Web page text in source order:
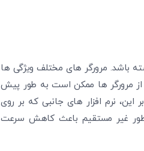
باشد. مرورگر های مختلف ویژگی ‌ها
از مرورگر ها ممکن است به ‌طور پیش‌
نرم ‌افزار های جانبی که بر روی
طور غیر مستقیم باعث کاهش سرعت